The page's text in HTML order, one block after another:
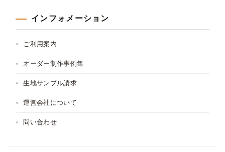
インフォメーション
ご利用案内
オーダー制作事例集
生地サンプル請求
運営会社について
問い合わせ